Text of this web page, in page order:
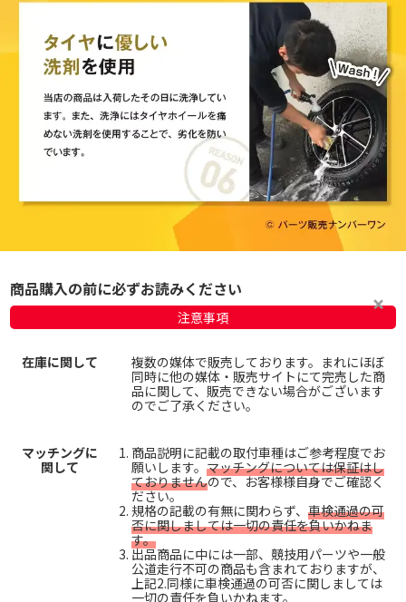
商品購入の前に必ずお読みください
注意事項
在庫に関して
複数の媒体で販売しております。まれにほぼ
同時に他の媒体・販売サイトにて完売した商
品に関して、販売できない場合がございます
のでご了承ください。
マッチングに
関して
商品説明に記載の取付車種はご参考程度でお
願いします。 マッチングについては保証はし
ておりませんので、お客様様自身でご確認く
ださい。
規格の記載の有無に関わらず、 車検通過の可
否に関しましては一切の責任を負いかねま
す。
出品商品に中には一部、競技用パーツや一般
公道走行不可の商品も含まれておりますが、
上記2.同様に車検通過の可否に関しましては
一切の責任を負いかねます。